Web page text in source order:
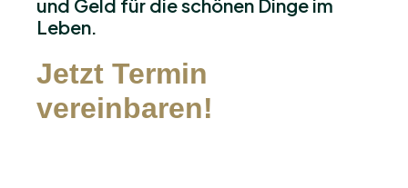
und Geld für die schönen Dinge im
Leben.
Jetzt Termin
vereinbaren!